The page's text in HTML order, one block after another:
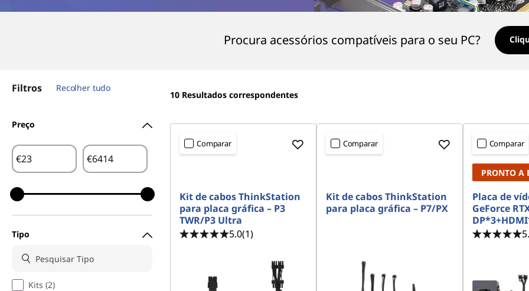
n
p
n
c
p
l
Procura acessórios compatíveis para o seu PC?
Filtros Recolher tudo
Preço
€ €
Tipo
Kits (2)
10 Resultados correspondentes
Comparar
Kit de cabos ThinkStation
para placa gráfica – P3
TWR/P3 Ultra
5.0(1)
Comparar
Kit de cabos ThinkStation
para placa gráfica – P7/PX
Comparar
PRONTO A
Placa de
GeForce